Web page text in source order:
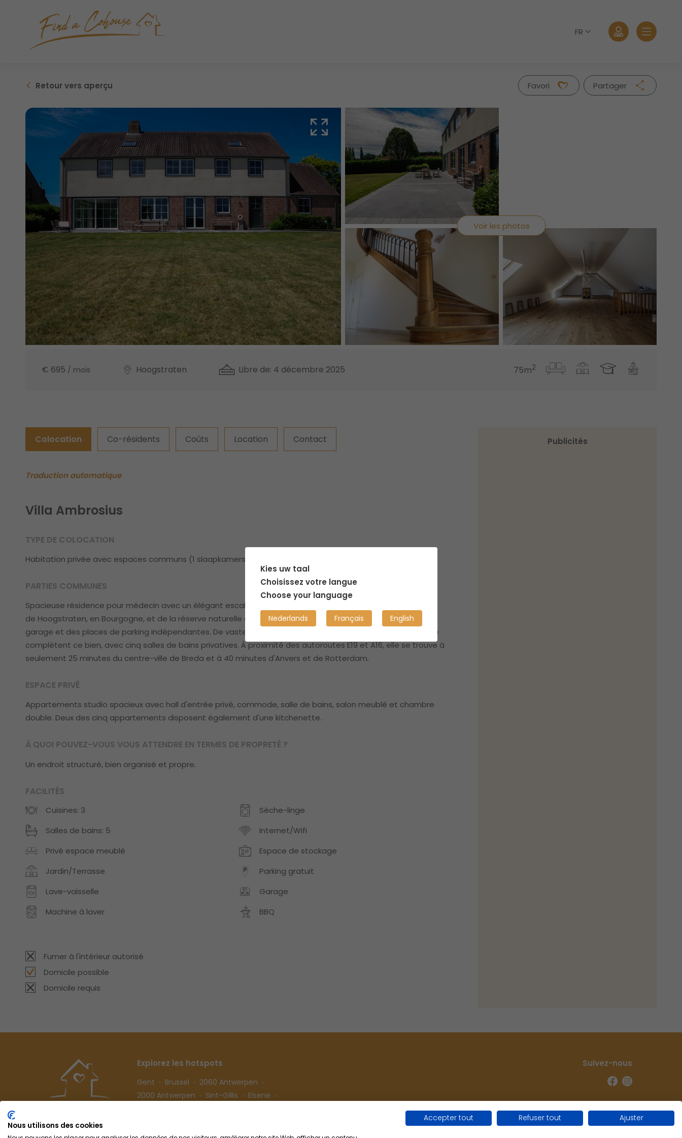
FR
Retourvers aperçu Favori
Partager
Voir les photos
€ 695 / mois Hoogstraten Libre de: 4 décembre 2025 75m2
Colocation Co-résidents Coûts Location Contact
Traduction automatique
Villa Ambrosius
TYPE DE COLOCATION
Habitation privée avec espaces communs (1 slaapkamers)
PARTIES COMMUNES
Spacieuse résidence pour médecin avec un élégant escalier et de beaux espaces de vie, située à proximité
de Hoogstraten, en Bourgogne, et de la réserve naturelle de 't Markdal. Elle comprend un grand jardin, un
garage et des places de parking indépendantes. De vastes espaces de vie et un espace extérieur aménagé
complètent ce bien, avec cinq salles de bains privatives. À proximité des autoroutes E19 et A16, elle se trouve à
seulement 25 minutes du centre-ville de Breda et à 40 minutes d'Anvers et de Rotterdam.
ESPACE PRIVÉ
Appartements studio spacieux avec hall d'entrée privé, commode, salle de bains, salon meublé et chambre
double. Deux des cinq appartements disposent également d'une kitchenette.
À QUOI POUVEZ-VOUS VOUS ATTENDRE EN TERMES DE PROPRETÉ ?
Un endroit structuré, bien organisé et propre.
FACILITÉS
Cuisines: 3
Salles de bains: 5
Privé espace meublé
Jardin/Terrasse
Lave-vaisselle
Machine à laver
Sèche-linge
Internet/Wifi
Espace de stockage
Parking gratuit
Garage
BBQ
Fumer à l'intérieur autorisé
Domicile possible
Domicile requis
Publicités
Explorez les hotspots
Gent Brussel
2060 Antwerpen
2000 Antwerpen
Sint-Gillis
Elsene
Suivez-nous
Kies uw taal
Choisissez votre langue
Choose your language
Nederlands Français English
Nous utilisons des cookies
Accepter tout Refuser tout Ajuster